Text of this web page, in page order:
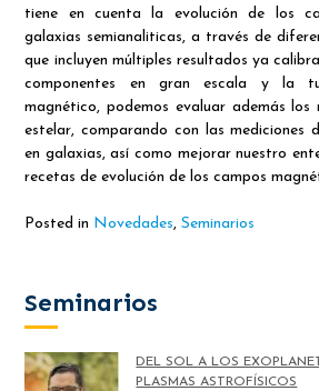
tiene en cuenta la evolución de los
galaxias semianaliticas, a través de
que incluyen múltiples resultados ya
componentes en gran escala y la
magnético, podemos evaluar además los
estelar, comparando con las mediciones
en galaxias, así como mejorar nuestro
recetas de evolución de los campos
Posted in Novedades,Seminarios
Seminarios
DEL SOL A LOS
PLASMAS ASTROFÍSICOS